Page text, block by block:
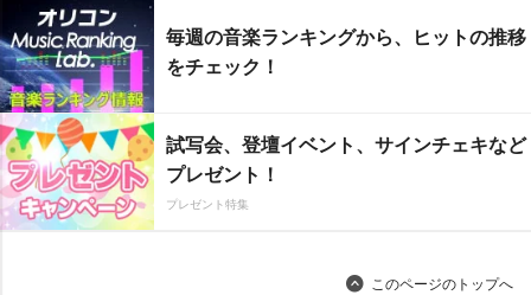
毎週の音楽ランキングから、ヒットの推移
をチェック！
試写会、登壇イベント、サインチェキなど
プレゼント！
プレゼント特集
このページのトップへ